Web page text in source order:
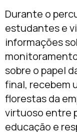
Durante o
estudantes e
informações
sobre o papel
final, recebem
florestas da
virtuoso entre
educação e